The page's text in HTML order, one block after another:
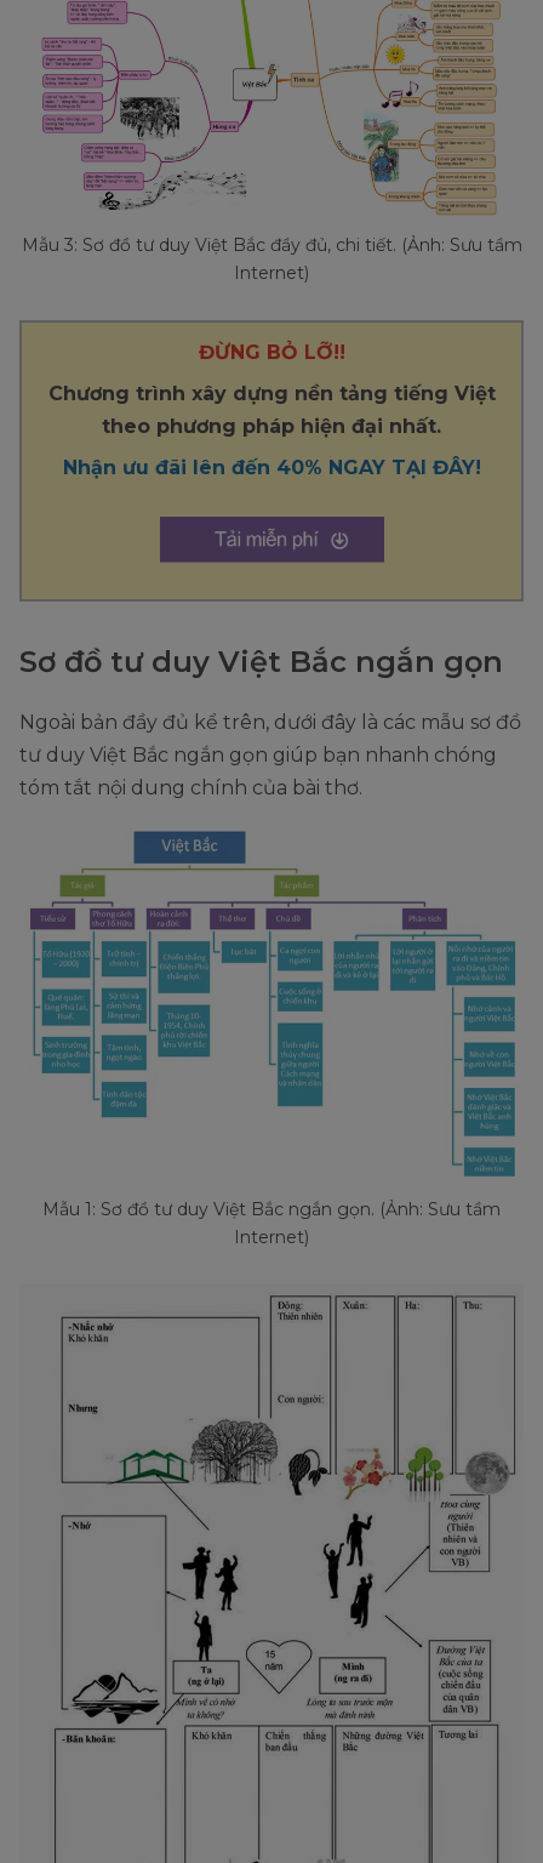
Mẫu 3: Sơ đồ tư duy Việt Bắc đầy đủ, chi tiết. (Ảnh: Sưu tầm
Internet)
ĐỪNG BỎ LỠ!!
Chương trình xây dựng nền tảng tiếng Việt
theo phương pháp hiện đại nhất.
Nhận ưu đãi lên đến 40% NGAY TẠI ĐÂY!
Sơ đồ tư duy Việt Bắc ngắn gọn
Ngoài bản đầy đủ kể trên, dưới đây là các mẫu sơ đồ
tư duy Việt Bắc ngắn gọn giúp bạn nhanh chóng
tóm tắt nội dung chính của bài thơ.
Mẫu 1: Sơ đồ tư duy Việt Bắc ngắn gọn. (Ảnh: Sưu tầm
Internet)